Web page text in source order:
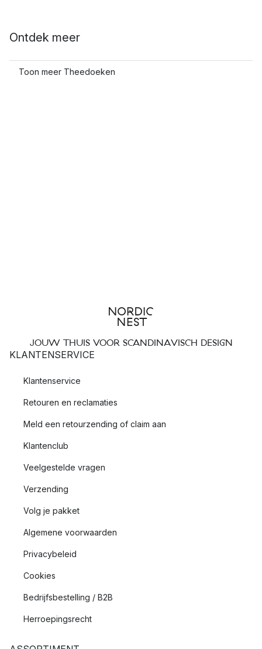
Ontdek meer
Toon meer Theedoeken
JOUW THUIS VOOR SCANDINAVISCH DESIGN
KLANTENSERVICE
Klantenservice
Retouren en reclamaties
Meld een retourzending of claim aan
Klantenclub
Veelgestelde vragen
Verzending
Volg je pakket
Algemene voorwaarden
Privacybeleid
Cookies
Bedrijfsbestelling / B2B
Herroepingsrecht